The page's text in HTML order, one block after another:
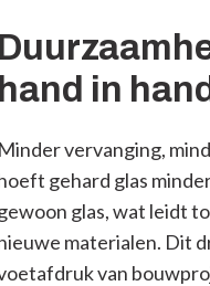
hand in hand
Minder vervanging,
gehard glas
glas, wat leidt
materialen. Dit
van